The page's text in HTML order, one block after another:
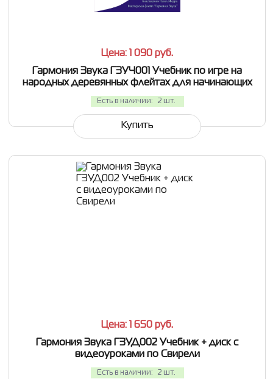
Цена: 1 090 руб.
Гармония Звука ГЗУЧ001 Учебник по игре на
народных деревянных флейтах для начинающих
Есть в наличии: 2 шт.
Купить
Цена: 1 650 руб.
Гармония Звука ГЗУД002 Учебник + диск с
видеоуроками по Свирели
Есть в наличии: 2 шт.